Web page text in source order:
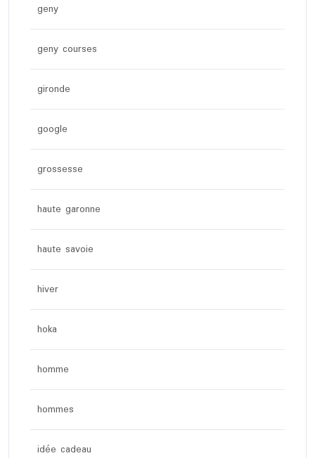
geny
geny courses
gironde
google
grossesse
haute garonne
haute savoie
hiver
hoka
homme
hommes
idée cadeau